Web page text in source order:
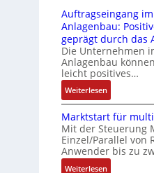
s
c
h
f
l
e
x
i
b
e
l
f
n
e
n
4
G
u
n
d
5
G
a
Z
e
r
t
i
i
e
r
u
c
k
a
u
s
g
l
e
i
c
h
Auftragseingang
Anlagenbau:
geprägt durch das
Die Unternehmen
Anlagenbau
leicht positives…
Weiterlesen:
A
u
f
t
r
a
Marktstart für
Mit der Steuerung
Einzel/Parallel von
Anwender bis zu
Weiterlesen: